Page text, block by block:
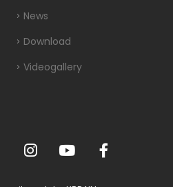
News
Download
Videogallery